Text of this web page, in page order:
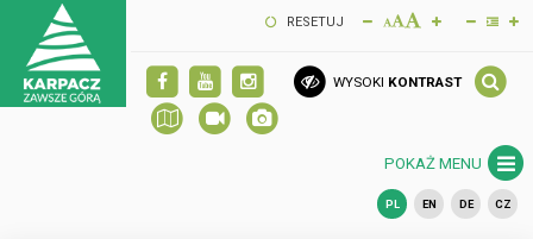
RESETUJ
WYSOKI KONTRAST
POKAŻ MENU
PL EN DE CZ